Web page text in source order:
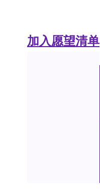
加入愿望清单